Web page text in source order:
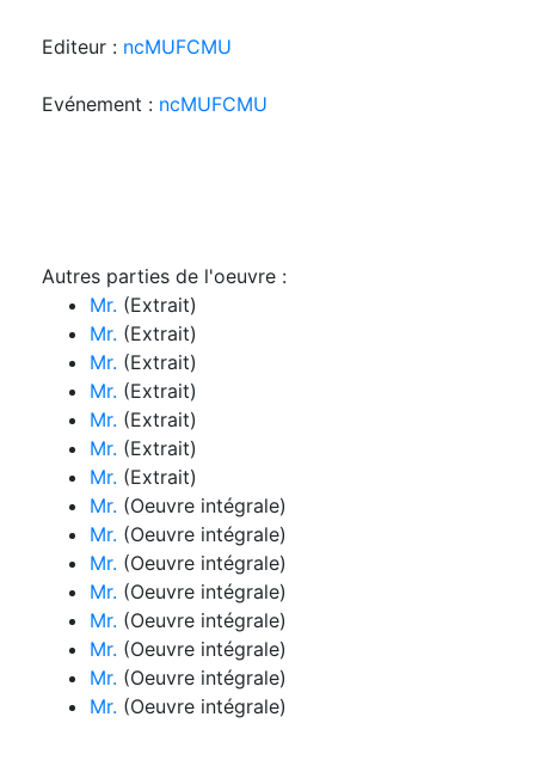
Editeur : ncMUFCMU
Evénement : ncMUFCMU
Autres parties de l'oeuvre :
Mr. (Extrait)
Mr. (Extrait)
Mr. (Extrait)
Mr. (Extrait)
Mr. (Extrait)
Mr. (Extrait)
Mr. (Extrait)
Mr. (Oeuvre intégrale)
Mr. (Oeuvre intégrale)
Mr. (Oeuvre intégrale)
Mr. (Oeuvre intégrale)
Mr. (Oeuvre intégrale)
Mr. (Oeuvre intégrale)
Mr. (Oeuvre intégrale)
Mr. (Oeuvre intégrale)